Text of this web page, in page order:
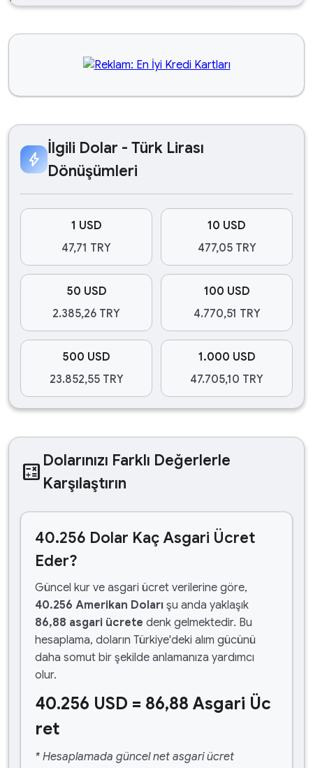
bolt
İlgili Dolar - Türk Lirası
Dönüşümleri
1 USD
47,71 TRY
10 USD
477,05 TRY
50 USD
2.385,26 TRY
100 USD
4.770,51 TRY
500 USD
23.852,55 TRY
1.000 USD
47.705,10 TRY
calculate Dolarınızı Farklı Değerlerle
Karşılaştırın
40.256 Dolar Kaç Asgari Ücret
Eder?
Güncel kur ve asgari ücret verilerine göre,
40.256 Amerikan Doları şu anda yaklaşık
86,88 asgari ücrete denk gelmektedir. Bu
hesaplama, doların Türkiye'deki alım gücünü
daha somut bir şekilde anlamanıza yardımcı
olur.
40.256 USD = 86,88 Asgari Üc
ret
* Hesaplamada güncel net asgari ücret